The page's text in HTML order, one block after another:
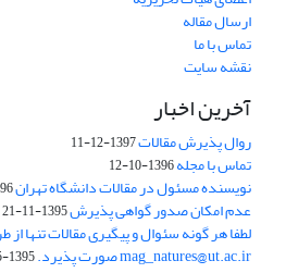
ارسال مقاله
تماس با ما
نقشه سایت
آخرین اخبار
روال پذیرش مقالات1397-12-11
تماس با مجله1396-10-12
نویسنده مسئول در مقالات دانشگاه تهران11
عدم امکان صدور گواهی پذیرش1395-11-21
لطفا هر گونه سئوال و پیگیری مقالات تنها از
mag_natures@ut.ac.ir صورت پذیرد. 1395-05-27